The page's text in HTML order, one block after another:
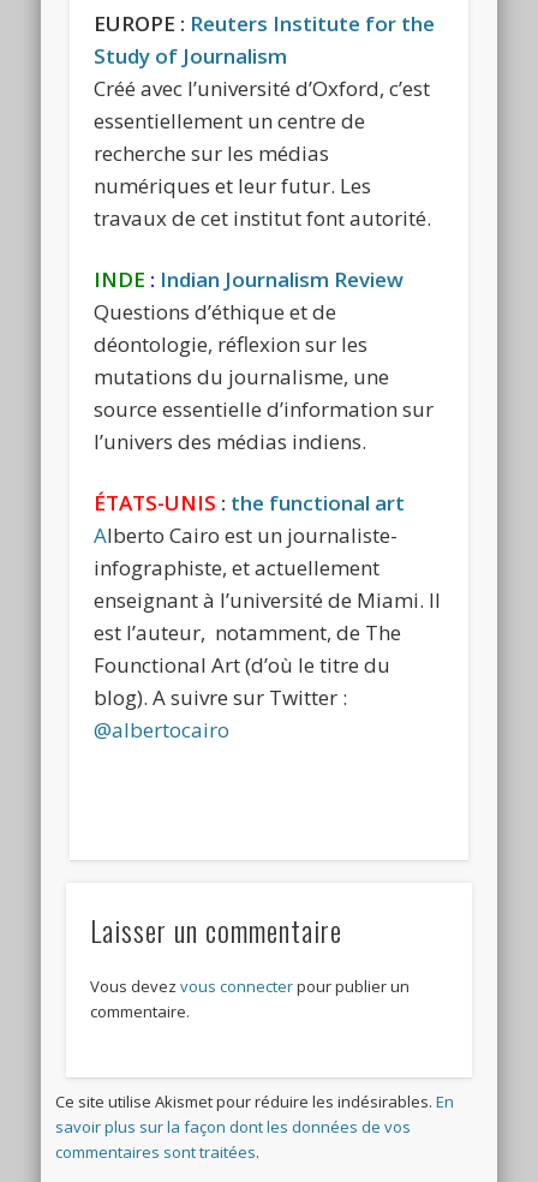
EUROPE : Reuters Institute for the
Study of Journalism
Créé avec l’université d’Oxford, c’est
essentiellement un centre de
recherche sur les médias
numériques et leur futur. Les
travaux de cet institut font autorité.
INDE : Indian Journalism Review
Questions d’éthique et de
déontologie, réflexion sur les
mutations du journalisme, une
source essentielle d’information sur
l’univers des médias indiens.
ÉTATS-UNIS : the functional art
Alberto Cairo est un journaliste-
infographiste, et actuellement
enseignant à l’université de Miami. Il
est l’auteur, notamment, de The
Founctional Art (d’où le titre du
blog). A suivre sur Twitter :
@albertocairo
Laisser un commentaire
Vous devez vous connecterpour publier un
commentaire.
Ce site utilise Akismet pour réduire les indésirables.En
savoir plus sur la façon dont les données de vos
commentaires sont traitées.